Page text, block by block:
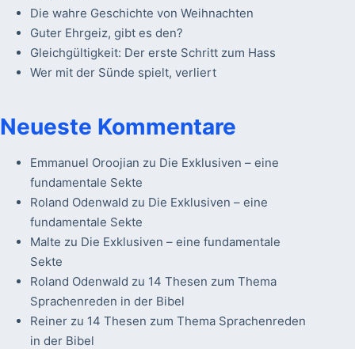
Die wahre Geschichte von Weihnachten
Guter Ehrgeiz, gibt es den?
Gleichgültigkeit: Der erste Schritt zum Hass
Wer mit der Sünde spielt, verliert
Neueste Kommentare
Emmanuel Oroojian zu Die Exklusiven – eine
fundamentale Sekte
Roland Odenwald zu Die Exklusiven – eine
fundamentale Sekte
Malte zu Die Exklusiven – eine fundamentale
Sekte
Roland Odenwald zu 14 Thesen zum Thema
Sprachenreden in der Bibel
Reinerzu 14 Thesen zum Thema Sprachenreden
in der Bibel